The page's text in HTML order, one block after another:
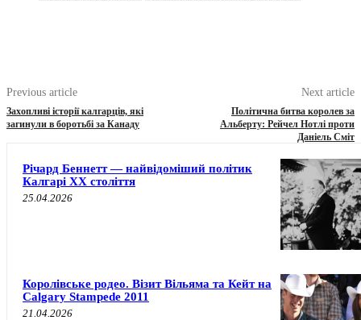
Previous article
Захопливі історії калгарців, які
загинули в боротьбі за Канаду
Next article
Політична битва королев за
Альберту: Рейчел Нотлі проти
Даніель Сміт
Річард Беннетт — найвідоміший політик
Калгарі XX століття
25.04.2026
Королівське родео. Візит Вільяма та Кейт на
Calgary Stampede 2011
21.04.2026